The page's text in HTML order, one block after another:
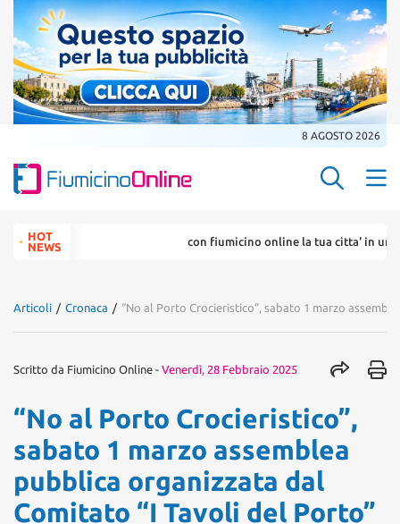
8 AGOSTO 2026
Search
for:HOT
NEWS
con fiumicino online la tua citta' in un ... click
Articoli / Cronaca / “No al Porto Crocieristico”, sabato 1 marzo
Scritto da Fiumicino Online - Venerdì, 28 Febbraio 2025
“No al Porto Crocieristico”,
sabato 1 marzo assemblea
pubblica organizzata dal
Comitato “I Tavoli del Porto”